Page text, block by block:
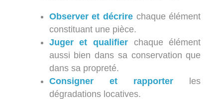
Observer et décrire chaque élément
constituant une pièce.
Juger et qualifier chaque élément
aussi bien dans sa conservation que
dans sa propreté.
Consigner et rapporter les
dégradations locatives.